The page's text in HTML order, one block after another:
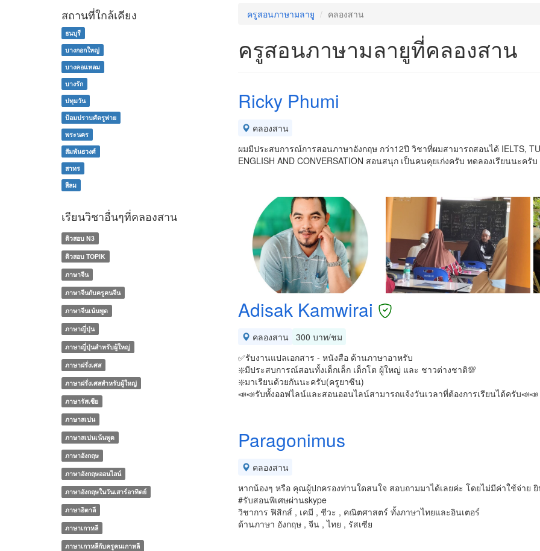
ครูสอนภาษามลายู คลองสาน
ครูสอนภาษามลายูที่คลองสาน
Ricky Phumi
คลองสาน
ผมมีประสบการณ์การสอนภาษาอังกฤษ กว่า12ปี วิชาที่ผมสามารถสอนได้ IELTS,
ENGLISH AND CONVERSATION สอนสนุก เป็นคนคุยเก่งครับ ทดลองเรียนนะค
Adisak Kamwirai
คลองสาน
300 บาท/ชม
✅รับงานแปลเอกสาร - หนังสือ ด้านภาษาอาหรับ
❇️มีประสบการณ์สอนทั้งเด็กเล็ก เด็กโต ผู้ใหญ่ และ ชาวต่างชาติ💯
❇️มาเรียนด้วยกันนะครับ(ครูยาซีน)
📣📣รับทั้งออฟไลน์และสอนออนไลน์สามารถแจ้งวันเวลาที่ต้องการเรียนได้ครับ📣📣
Paragonimus
คลองสาน
หากน้องๆ หรือ คุณผู้ปกครองท่านใดสนใจ สอบถามมาได้เลยค่ะ โดยไม่มีค่าใช้จ่า
#รับสอนพิเศษผ่านskype
วิชาการ ฟิสิกส์ , เคมี , ชีวะ , คณิตศาสตร์ ทั้งภาษาไทยและอินเตอร์
ด้านภาษา อังกฤษ , จีน , ไทย , รัสเซีย
สถานที่ใกล้เคียง
ธนบุรี
บางกอกใหญ่
บางคอแหลม
บางรัก
ปทุมวัน
ป้อมปราบศัตรูพ่าย
พระนคร
สัมพันธวงศ์
สาทร
สีลม
เรียนวิชาอื่นๆที่คลองสาน
ติวสอบ N3
ติวสอบ TOPIK
ภาษาจีน
ภาษาจีนกับครูคนจีน
ภาษาจีนเน้นพูด
ภาษาญี่ปุ่น
ภาษาญี่ปุ่นสำหรับผู้ใหญ่
ภาษาฝรั่งเศส
ภาษาฝรั่งเศสสำหรับผู้ใหญ่
ภาษารัสเซีย
ภาษาสเปน
ภาษาสเปนเน้นพูด
ภาษาอังกฤษ
ภาษาอังกฤษออนไลน์
ภาษาอังกฤษในวันเสาร์อาทิตย์
ภาษาอิตาลี
ภาษาเกาหลี
ภาษาเกาหลีกับครูคนเกาหลี